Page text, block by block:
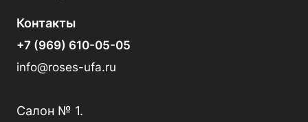
Контакты
+7 (969) 610-05-05
info@roses-ufa.ru
Салон № 1.